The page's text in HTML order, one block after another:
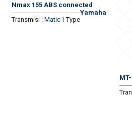
Nmax 155 ABS connected
Yamaha
Transmisi : Matic1 Type